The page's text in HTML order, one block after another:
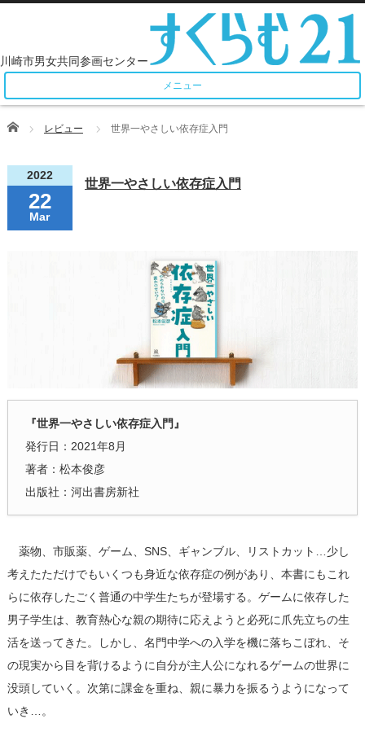
メニュー
Home レビュー 世界一やさしい依存症入門
2022
22
Mar
世界一やさしい依存症入門
『世界一やさしい依存症入門』
発行日：2021年8月
著者：松本俊彦
出版社：河出書房新社
薬物、市販薬、ゲーム、SNS、ギャンブル、リストカット…少し
考えたただけでもいくつも身近な依存症の例があり、本書にもこれ
らに依存したごく普通の中学生たちが登場する。ゲームに依存した
男子学生は、教育熱心な親の期待に応えようと必死に爪先立ちの生
活を送ってきた。しかし、名門中学への入学を機に落ちこぼれ、そ
の現実から目を背けるように自分が主人公になれるゲームの世界に
没頭していく。次第に課金を重ね、親に暴力を振るうようになって
いき…。